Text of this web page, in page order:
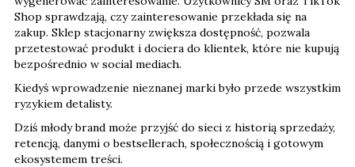
Shop sprawdzają, czy zainteresowanie przekłada się na
zakup. Sklep stacjonarny zwiększa dostępność, pozwala
przetestować produkt i dociera do klientek, które nie kupują
bezpośrednio w social mediach.
Kiedyś wprowadzenie nieznanej marki było przede wszystkim
ryzykiem detalisty.
Dziś młody brand może przyjść do sieci z historią sprzedaży,
retencją, danymi o bestsellerach, społecznością i gotowym
ekosystemem treści.